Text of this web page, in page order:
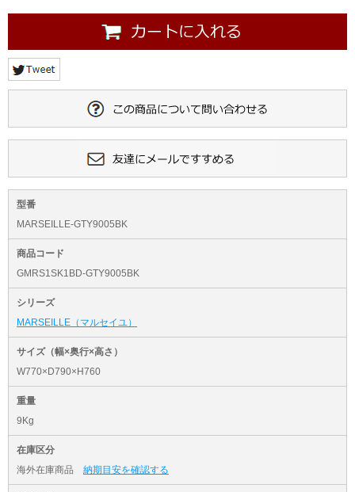
型番
MARSEILLE-GTY9005BK
商品コード
GMRS1SK1BD-GTY9005BK
シリーズ
MARSEILLE（マルセイユ）
サイズ（幅×奥行×高さ）
W770×D790×H760
重量
9Kg
在庫区分
海外在庫商品 納期目安を確認する